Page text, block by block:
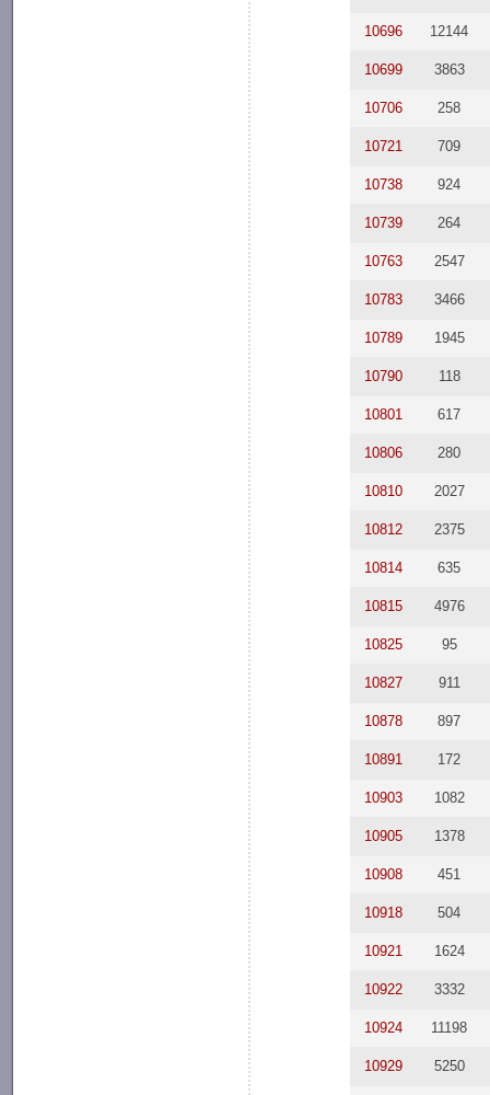
10696 12144
10699 3863
10706 258
10721 709
10738 924
10739 264
10763 2547
10783 3466
10789 1945
10790 118
10801 617
10806 280
10810 2027
10812 2375
10814 635
10815 4976
10825 95
10827 911
10878 897
10891 172
10903 1082
10905 1378
10908 451
10918 504
10921 1624
10922 3332
10924 11198
10929 5250